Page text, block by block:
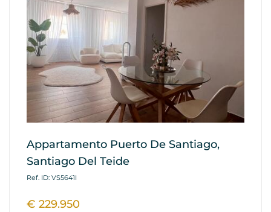
Appartamento Puerto De Santiago,
Santiago Del Teide
Ref. ID: VS5641I
€ 229.950